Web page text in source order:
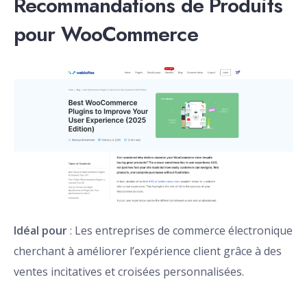
pour WooCommerce
Idéal pour: Les entreprises de commerce électronique
cherchant à améliorer l’expérience client grâce à des
ventes incitatives et croisées personnalisées.